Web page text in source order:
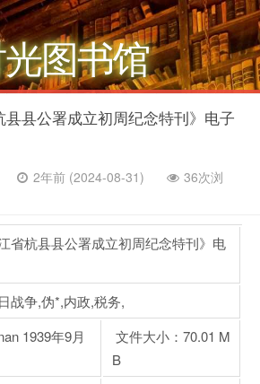
图书馆
县公署成立初周纪念特刊》电子
2年前 (2024-08-31)
36次浏
省杭县县公署成立初周纪念特刊》电
战争,伪*,内政,税务,
1939年9月
文件大小：70.01 M
B